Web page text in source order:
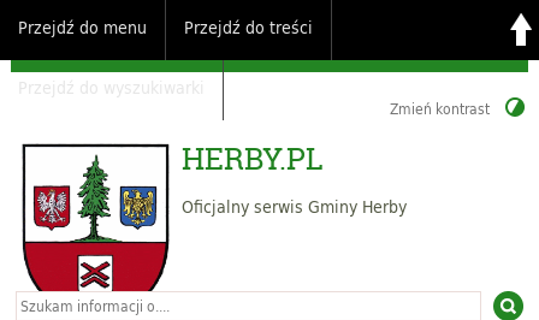
Przejdź do menu Przejdź do treści
Przejdź do wyszukiwarki
Zmień kontrast
HERBY.PL
Oficjalny serwis Gminy Herby